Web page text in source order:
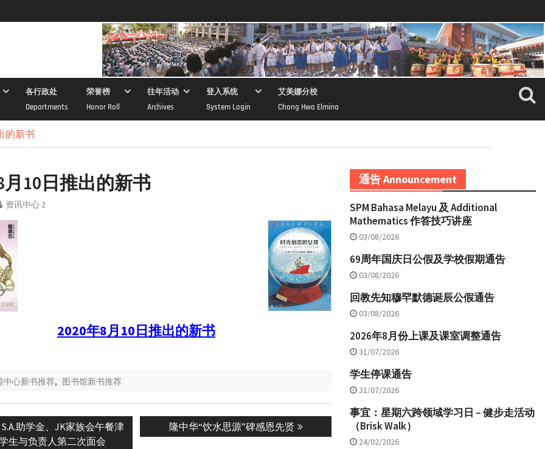
各行政处
Departments
荣誉榜
Honor Roll
往年活动
Archives
登入系统
System Login
艾美娜分校
Chong Hwa Elmina
的新书
月10日推出的新书
资讯中心 2
2020年8月10日推出的新书
中心新书推荐, 图书馆新书推荐
S.A.助学金、JK家族会午餐津
生与负责人第二次面会
Next
post:
隆中华“饮水思源”碑感恩先贤
通告 Announcement
SPM Bahasa Melayu 及 Additional
Mathematics 作答技巧讲座
03/08/2026
69周年国庆日公假及学校假期通告
03/08/2026
回教先知穆罕默德诞辰公假通告
03/08/2026
2026年8月份上课及课室调整通告
31/07/2026
学生停课通告
31/07/2026
事宜：星期六跨领域学习日 – 健步走活动
（Brisk Walk）
24/02/2026